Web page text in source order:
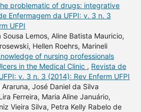
problematic of drugs: integrative
Enfermagem da UFPI: v. 3 n. 3
UFPI
Sousa Lemos, Aline Batista Mauricio,
Hellen Roehrs, Marineli
of nursing professionals
in the Medical Clinic , Revista de
v. 3 n. 3 (2014): Rev Enferm UFPI
José Daniel da Silva
Ferreira, Maria Aline Januário,
Vieira Silva, Petra Kelly Rabelo de